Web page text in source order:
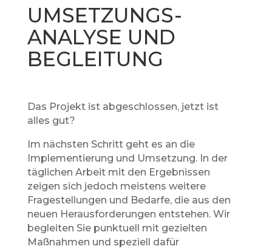
UMSETZUNGS-
ANALYSE UND
BEGLEITUNG
Das Projekt ist abgeschlossen, jetzt ist
alles gut?
Im nächsten Schritt geht es an die
Implementierung und Umsetzung. In der
täglichen Arbeit mit den Ergebnissen
zeigen sich jedoch meistens weitere
Fragestellungen und Bedarfe, die aus den
neuen Heraus­forderungen entstehen. Wir
begleiten Sie punktuell mit gezielten
Maßnahmen und speziell dafür